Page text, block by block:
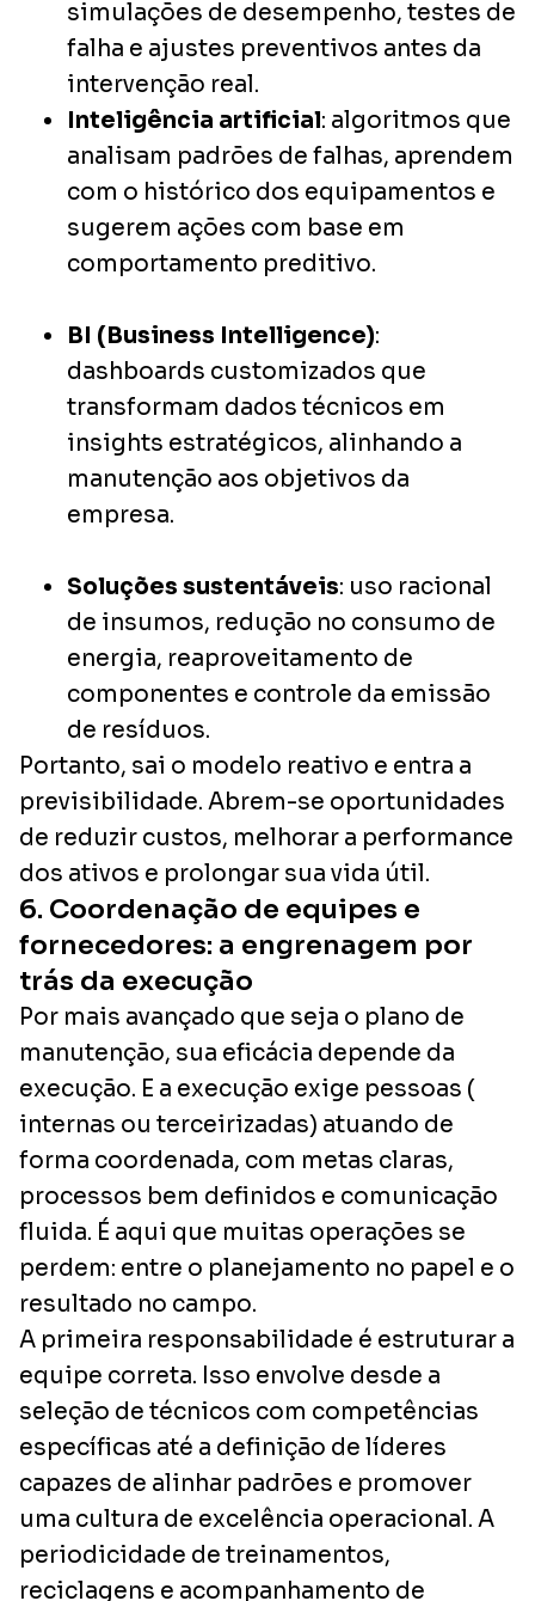
simulações de desempenho, testes de
falha e ajustes preventivos antes da
intervenção real.
Inteligência artificial: algoritmos que
analisam padrões de falhas, aprendem
com o histórico dos equipamentos e
sugerem ações com base em
comportamento preditivo.
BI (Business Intelligence):
dashboards customizados que
transformam dados técnicos em
insights estratégicos, alinhando a
manutenção aos objetivos da
empresa.
Soluções sustentáveis: uso racional
de insumos, redução no consumo de
energia, reaproveitamento de
componentes e controle da emissão
de resíduos.
Portanto, sai o modelo reativo e entra a
previsibilidade. Abrem-se oportunidades
de reduzir custos, melhorar a performance
dos ativos e prolongar sua vida útil.
6. Coordenação de equipes e
fornecedores: a engrenagem por
trás da execução
Por mais avançado que seja o plano de
manutenção, sua eficácia depende da
execução. E a execução exige pessoas (
internas ou terceirizadas) atuando de
forma coordenada, com metas claras,
processos bem definidos e comunicação
fluida. É aqui que muitas operações se
perdem: entre o planejamento no papel e o
resultado no campo.
A primeira responsabilidade é estruturar a
equipe correta. Isso envolve desde a
seleção de técnicos com competências
específicas até a definição de líderes
capazes de alinhar padrões e promover
uma cultura de excelência operacional. A
periodicidade de treinamentos,
reciclagens e acompanhamento de